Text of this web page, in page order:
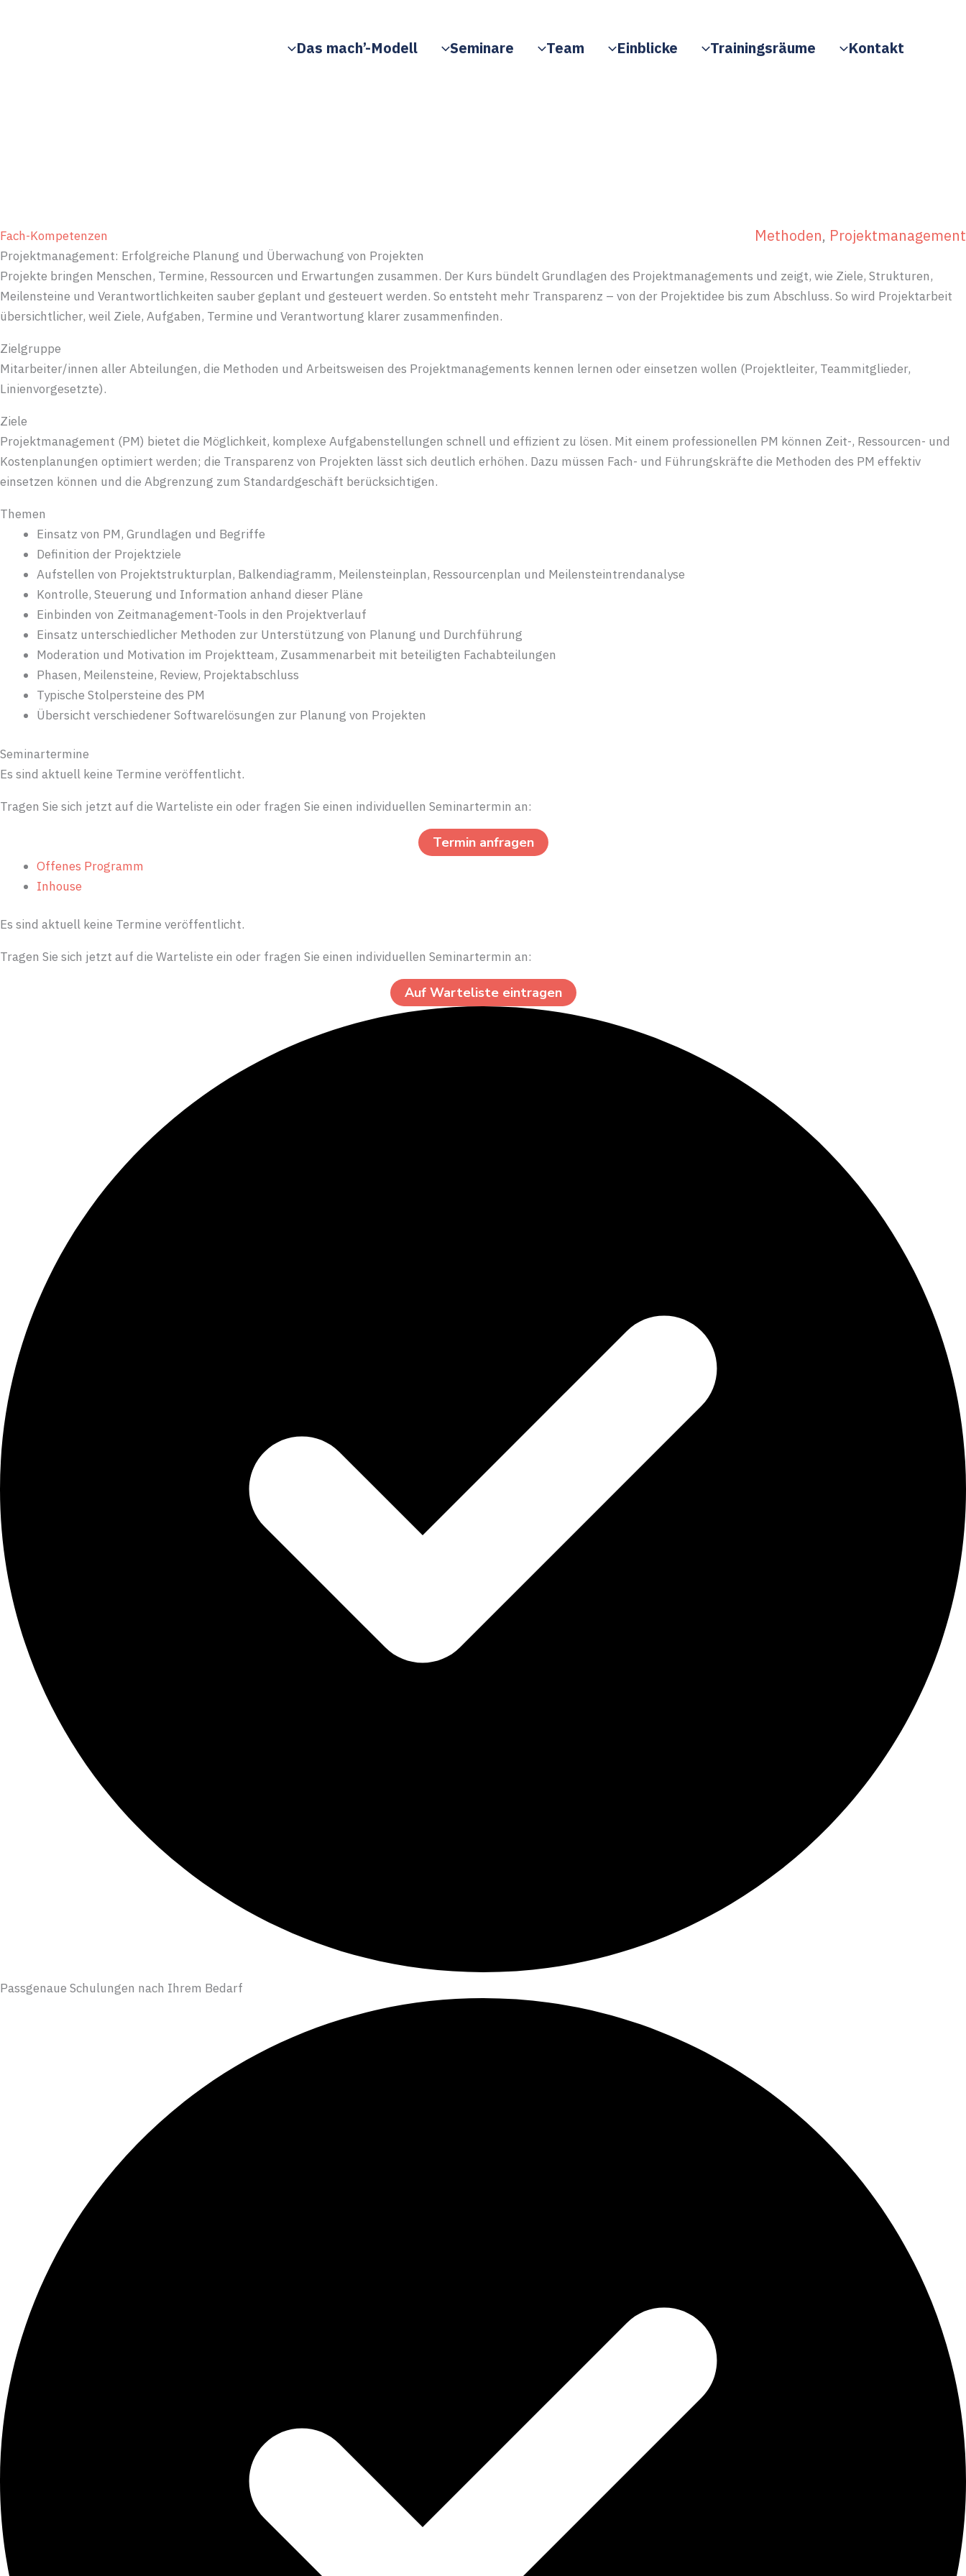
Das mach’-Modell Seminare Team Einblicke Trainingsräume Kontakt
Fach-Kompetenzen Methoden, Projektmanagement
Projektmanagement: Erfolgreiche Planung und Überwachung von Projekten
Projekte bringen Menschen, Termine, Ressourcen und Erwartungen zusammen. Der Kurs bündelt Grundlagen des Projektmanagements und zeigt, wie Ziele, Strukturen,
Meilensteine und Verantwortlichkeiten sauber geplant und gesteuert werden. So entsteht mehr Transparenz – von der Projektidee bis zum Abschluss. So wird Projektarbeit
übersichtlicher, weil Ziele, Aufgaben, Termine und Verantwortung klarer zusammenfinden.
Zielgruppe
Mitarbeiter/innen aller Abteilungen, die Methoden und Arbeitsweisen des Projektmanagements kennen lernen oder einsetzen wollen (Projektleiter, Teammitglieder,
Linienvorgesetzte).
Ziele
Projektmanagement (PM) bietet die Möglichkeit, komplexe Aufgabenstellungen schnell und effizient zu lösen. Mit einem professionellen PM können Zeit-, Ressourcen- und
Kostenplanungen optimiert werden; die Transparenz von Projekten lässt sich deutlich erhöhen. Dazu müssen Fach- und Führungskräfte die Methoden des PM effektiv
einsetzen können und die Abgrenzung zum Standardgeschäft berücksichtigen.
Themen
Einsatz von PM, Grundlagen und Begriffe
Definition der Projektziele
Aufstellen von Projektstrukturplan, Balkendiagramm, Meilensteinplan, Ressourcenplan und Meilensteintrendanalyse
Kontrolle, Steuerung und Information anhand dieser Pläne
Einbinden von Zeitmanagement-Tools in den Projektverlauf
Einsatz unterschiedlicher Methoden zur Unterstützung von Planung und Durchführung
Moderation und Motivation im Projektteam, Zusammenarbeit mit beteiligten Fachabteilungen
Phasen, Meilensteine, Review, Projektabschluss
Typische Stolpersteine des PM
Übersicht verschiedener Softwarelösungen zur Planung von Projekten
Seminartermine
Es sind aktuell keine Termine veröffentlicht.
Tragen Sie sich jetzt auf die Warteliste ein oder fragen Sie einen individuellen Seminartermin an:
Termin anfragen
Offenes Programm
Inhouse
Es sind aktuell keine Termine veröffentlicht.
Tragen Sie sich jetzt auf die Warteliste ein oder fragen Sie einen individuellen Seminartermin an:
Auf Warteliste eintragen
Passgenaue Schulungen nach Ihrem Bedarf